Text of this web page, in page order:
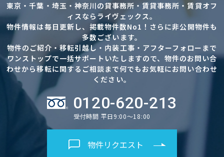
東京・千葉・埼玉・神奈川の貸事務所・賃貸事務所・賃貸オフ
ィスならライヴェックス。
物件情報は毎日更新し、掲載物件数No1！さらに非公開物件も
多数ございます。
物件のご紹介・移転引越し・内装工事・アフターフォローまで
ワンストップで一括サポートいたしますので、物件のお問い合
わせから移転に関するご相談まで何でもお気軽にお問い合わせ
ください。
0120-620-213
受付時間 平日9:00～18:00
物件リクエスト